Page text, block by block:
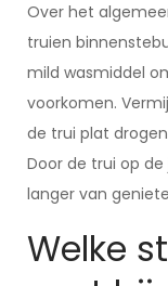
Over het
truien
mild wasmiddel
voorkomen.
de trui plat
Door de trui op
langer van
Welke